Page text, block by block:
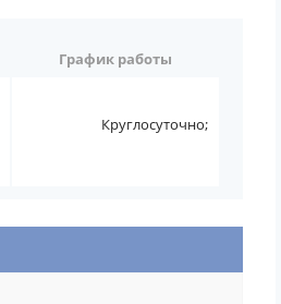
График работы
Круглосуточно;